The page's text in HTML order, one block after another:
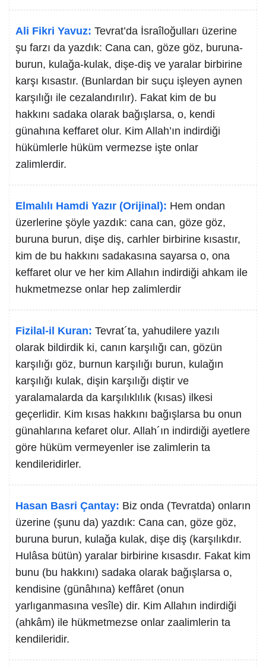
Ali Fikri Yavuz: Tevrat’da İsraîloğulları üzerine
şu farzı da yazdık: Cana can, göze göz, buruna-
burun, kulağa-kulak, dişe-diş ve yaralar birbirine
karşı kısastır. (Bunlardan bir suçu işleyen aynen
karşılığı ile cezalandırılır). Fakat kim de bu
hakkını sadaka olarak bağışlarsa, o, kendi
günahına keffaret olur. Kim Allah’ın indirdiği
hükümlerle hüküm vermezse işte onlar
zalimlerdir.
Elmalılı Hamdi Yazır (Orijinal): Hem ondan
üzerlerine şöyle yazdık: cana can, göze göz,
buruna burun, dişe diş, carhler birbirine kısastır,
kim de bu hakkını sadakasına sayarsa o, ona
keffaret olur ve her kim Allahın indirdiği ahkam ile
hukmetmezse onlar hep zalimlerdir
Fizilal-il Kuran: Tevrat´ta, yahudilere yazılı
olarak bildirdik ki, canın karşılığı can, gözün
karşılığı göz, burnun karşılığı burun, kulağın
karşılığı kulak, dişin karşılığı diştir ve
yaralamalarda da karşılıklılık (kısas) ilkesi
geçerlidir. Kim kısas hakkını bağışlarsa bu onun
günahlarına kefaret olur. Allah´ın indirdiği ayetlere
göre hüküm vermeyenler ise zalimlerin ta
kendileridirler.
Hasan Basri Çantay: Biz onda (Tevratda) onların
üzerine (şunu da) yazdık: Cana can, göze göz,
buruna burun, kulağa kulak, dişe diş (karşılıkdır.
Hulâsa bütün) yaralar birbirine kısasdır. Fakat kim
bunu (bu hakkını) sadaka olarak bağışlarsa o,
kendisine (günâhına) keffâret (onun
yarlıganmasına vesîle) dir. Kim Allahın indirdiği
(ahkâm) ile hükmetmezse onlar zaalimlerin ta
kendileridir.